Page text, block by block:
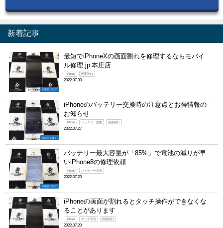
新着記事
本庄店ブログ
最短でiPhoneXの画面割れを修理するならモバイ
ル修理.jp 本庄店
iPhone 画面割れ
2022.07.30
本庄店ブログ
iPhoneのバッテリー交換時の注意点とお得情報の
お知らせ
iPhone バッテリー交換 画面割れ
2022.07.27
本庄店ブログ
バッテリー最大容量が「85%」で電池の減りが早
いiPhone8の修理依頼
iPhone バッテリー交換
2022.07.23
iPhoneの画面が割れるとタッチ操作ができなくな
ることがあります
iPhone タッチ不良 画面割れ
2022.07.20